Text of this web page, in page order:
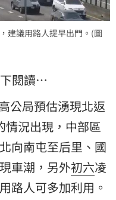
建議用路人提早出門。(圖
閱讀…
公局預估湧現北返
情況出現，中部區
向南屯至后里、國
車潮，另外初六凌
路人可多加利用。